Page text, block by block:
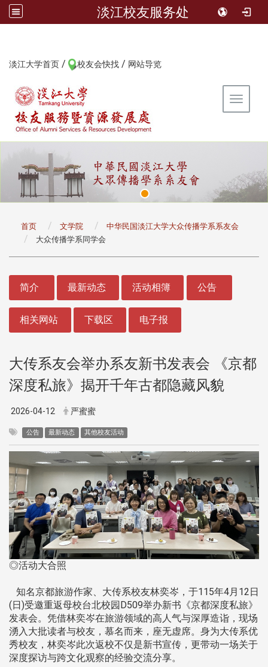
淡江校友服务处
淡江大学首页 / 校友会快找 / 网站导览
Toggle
首页 文学院
中华民国淡江大学大众传播学系系友会
大众传播学系同学会
简介 最新动态 活动相簿 公告
相关网站 下载区 电子报
大传系友会举办系友新书发表会 《京都
深度私旅》揭开千年古都隐藏风貌
2026-04-12 严蜜蜜
公告 最新动态 其他校友活动
◎活动大合照
知名京都旅游作家、大传系校友林奕岑，于115年4月12日
(日)受邀重返母校台北校园D509举办新书《京都深度私旅》
发表会。凭借林奕岑在旅游领域的高人气与深厚造诣，现场
湧入大批读者与校友，慕名而来，座无虚席。身为大传系优
秀校友，林奕岑此次返校不仅是新书宣传，更带动一场关于
深度探访与跨文化观察的经验交流分享。